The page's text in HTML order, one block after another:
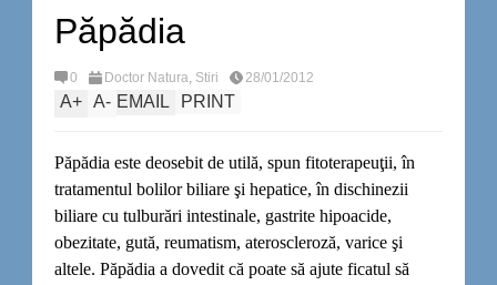
Păpădia
0 Doctor Natura, Stiri 28/01/2012
A+ A- EMAIL PRINT
Păpădia este deosebit de utilă, spun fitoterapeuţii, în
tratamentul bolilor biliare şi hepatice, în dischinezii
biliare cu tulburări intestinale, gastrite hipoacide,
obezitate, gută, reumatism, ateroscleroză, varice şi
altele. Păpădia a dovedit că poate să ajute ficatul să